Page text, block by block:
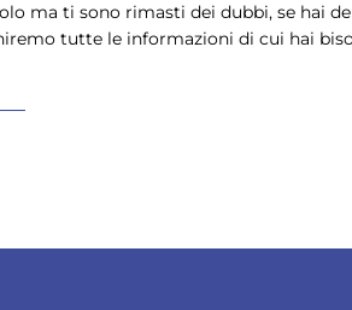
ma ti sono rimasti dei dubbi, se hai
tutte le informazioni di cui hai